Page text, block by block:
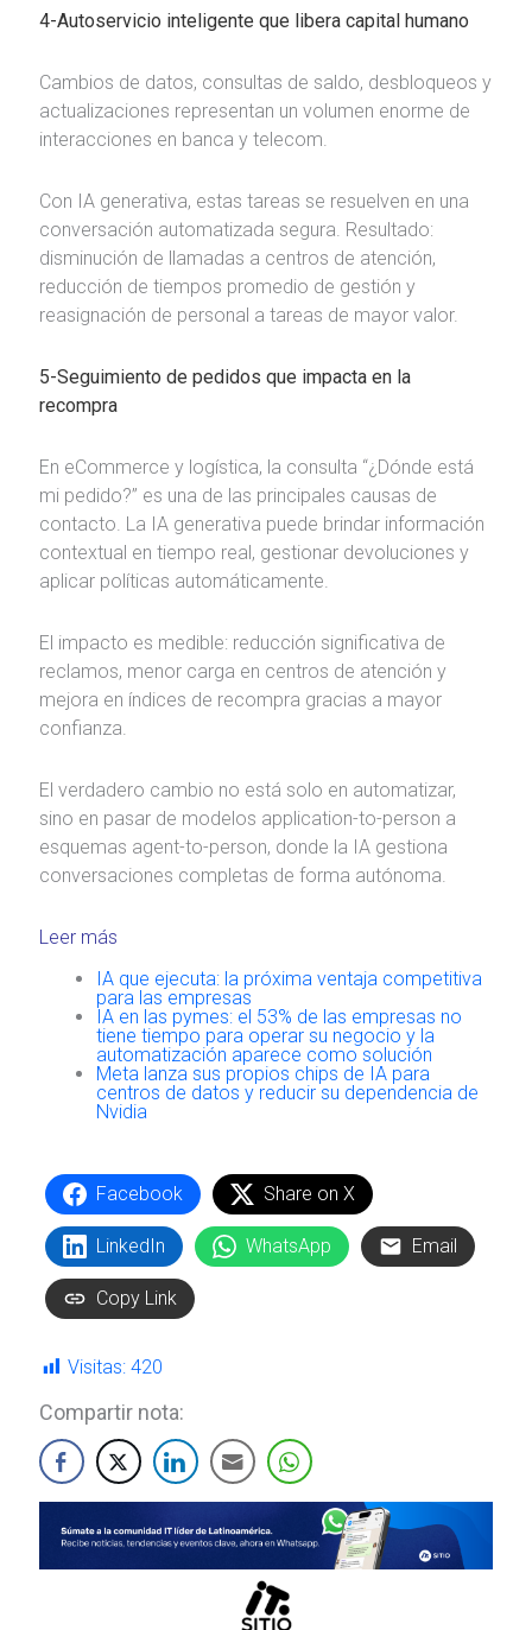
4-Autoservicio inteligente que libera capital humano
Cambios de datos, consultas de saldo, desbloqueos y
actualizaciones representan un volumen enorme de
interacciones en banca y telecom.
Con IA generativa, estas tareas se resuelven en una
conversación automatizada segura. Resultado:
disminución de llamadas a centros de atención,
reducción de tiempos promedio de gestión y
reasignación de personal a tareas de mayor valor.
5-Seguimiento de pedidos que impacta en la
recompra
En eCommerce y logística, la consulta “¿Dónde está
mi pedido?” es una de las principales causas de
contacto. La IA generativa puede brindar información
contextual en tiempo real, gestionar devoluciones y
aplicar políticas automáticamente.
El impacto es medible: reducción significativa de
reclamos, menor carga en centros de atención y
mejora en índices de recompra gracias a mayor
confianza.
El verdadero cambio no está solo en automatizar,
sino en pasar de modelos application-to-person a
esquemas agent-to-person, donde la IA gestiona
conversaciones completas de forma autónoma.
Leer más
IA que ejecuta: la próxima ventaja competitiva
para las empresas
IA en las pymes: el 53% de las empresas no
tiene tiempo para operar su negocio y la
automatización aparece como solución
Meta lanza sus propios chips de IA para
centros de datos y reducir su dependencia de
Nvidia
Facebook Share on X
LinkedIn WhatsApp Email
Copy Link
Visitas: 420
Compartir nota: